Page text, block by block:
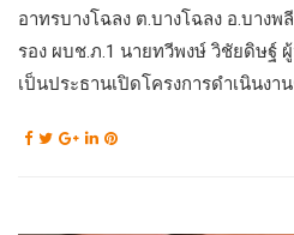
อาทรบางโฉลง ต.บางโฉลง อ.บาง
รอง ผบช.ภ.1 นายทวีพงษ์ วิชัยดิษฐ์
เป็นประธานเปิดโครงการดำเนินง